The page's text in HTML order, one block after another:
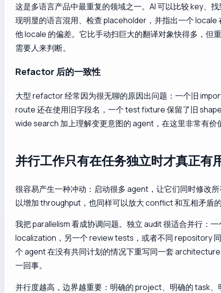
这是多语言产品中最重复的领域之一。AI 可以比较 key、
现明显的语言混用、检查 placeholder，并指出一个 locale
他 locale 的偏差。它比手动扫巨大的翻译对象快得多，但
需要人来判断。
Refactor 后的一致性
大型 refactor 经常因为很无聊的原因出问题：一个旧
route 还在使用旧字段名，一个 test fixture 保留了旧
wide search 加上理解变更意图的 agent，在这里非常有价
并行工作只有在任务独立时才真正有
很容易产生一种冲动：启动很多 agent，让它们同时修改
以增加 throughput，也同样可以放大 conflict 和互相矛盾
我把 parallelism 看成协调问题。独立 audit 很适合并行：
localization，另一个 review tests，或者不同 repository
个 agent 在没有共同计划的情况下重写同一套
一回事。
并行度越高，边界越重要：明确的 project、明确的 task、